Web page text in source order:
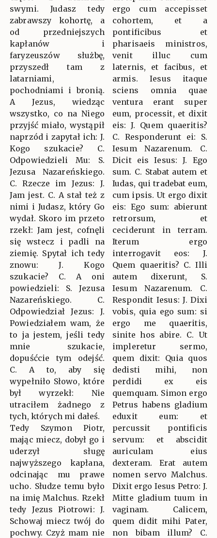
swymi. Judasz tedy
zabrawszy kohortę, a
od przedniejszych
kapłanów i
faryzeuszów służbę,
przyszedł tam z
latarniami,
pochodniami i bronią.
A Jezus, wiedząc
wszystko, co na Niego
przyjść miało, wystąpił
naprzód i zapytał ich: J.
Kogo szukacie? C.
Odpowiedzieli Mu: S.
Jezusa Nazareńskiego.
C. Rzecze im Jezus: J.
Jam jest. C. A stał też z
nimi i Judasz, który Go
wydał. Skoro im przeto
rzekł: Jam jest, cofnęli
się wstecz i padli na
ziemię. Spytał ich tedy
znowu: J. Kogo
szukacie? C. A oni
powiedzieli: S. Jezusa
Nazareńskiego. C.
Odpowiedział Jezus: J.
Powiedziałem wam, że
to ja jestem, jeśli tedy
mnie szukacie,
dopuśćcie tym odejść.
C. A to, aby się
wypełniło Słowo, które
był wyrzekł: Nie
utraciłem żadnego z
tych, których mi dałeś.
Tedy Szymon Piotr,
mając miecz, dobył go i
uderzył sługę
najwyższego kapłana,
odcinając mu prawe
ucho. Słudze temu było
na imię Malchus. Rzekł
tedy Jezus Piotrowi: J.
Schowaj miecz twój do
pochwy. Czyż mam nie
ergo cum accepisset
cohortem, et a
pontificibus et
pharisaeis ministros,
venit illuc cum
laternis, et facibus, et
armis. Iesus itaque
sciens omnia quae
ventura erant super
eum, processit, et dixit
eis: J. Quem quaeritis?
C. Responderunt ei: S.
Iesum Nazarenum. C.
Dicit eis Iesus: J. Ego
sum. C. Stabat autem et
Iudas, qui tradebat eum,
cum ipsis. Ut ergo dixit
eis: Ego sum: abierunt
retrorsum, et
ceciderunt in terram.
Iterum ergo
interrogavit eos: J.
Quem quaeritis? C. Illi
autem dixerunt, S.
Iesum Nazarenum. C.
Respondit Iesus: J. Dixi
vobis, quia ego sum: si
ergo me quaeritis,
sinite hos abire. C. Ut
impleretur sermo,
quem dixit: Quia quos
dedisti mihi, non
perdidi ex eis
quemquam. Simon ergo
Petrus habens gladium
eduxit eum: et
percussit pontificis
servum: et abscidit
auriculam eius
dexteram. Erat autem
nomen servo Malchus.
Dixit ergo Iesus Petro: J.
Mitte gladium tuum in
vaginam. Calicem,
quem didit mihi Pater,
non bibam illum? C.